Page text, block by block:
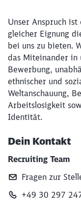
Unser Anspruch
gleicher Eignung
bei uns zu bieten.
das Miteinander in
Bewerbung,
ethnischer und
Weltanschauung,
Arbeitslosigkeit
Identität.
Dein Kontakt
Recruiting Team
Fragen zur
+49 30 297